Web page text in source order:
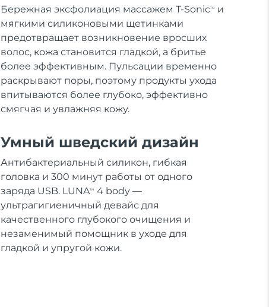
Бережная эксфолиация массажем T-SonicTM
и
мягкими силиконовыми щетинками
предотвращает возникновение вросших
волос, кожа становится гладкой, а бритье
более эффективным. Пульсации временно
раскрывают поры, поэтому продукты ухода
впитываются более глубоко, эффективно
смягчая и увлажняя кожу.
Умный шведский дизайн
Антибактериальный силикон, гибкая
головка и 300 минут работы от одного
заряда USB. LUNATM
4 body —
ультрагигиеничный девайс для
качественного глубокого очищения и
незаменимый помощник в уходе для
гладкой и упругой кожи.